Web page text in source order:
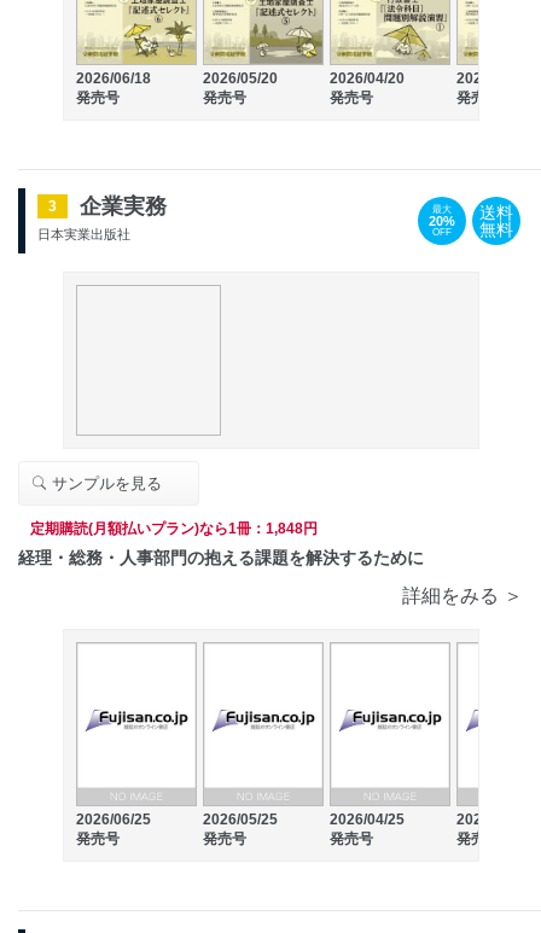
2026/06/18
発売号
2026/05/20
発売号
2026/04/20
発売号
2026/03/19
発売号
3 企業実務
日本実業出版社
最大
20%
OFF
送料
無料
サンプルを見る
定期購読(月額払いプラン)なら1冊：1,848円
経理・総務・人事部門の抱える課題を解決するために
詳細をみる ＞
2026/06/25
発売号
2026/05/25
発売号
2026/04/25
発売号
2026/03/25
発売号